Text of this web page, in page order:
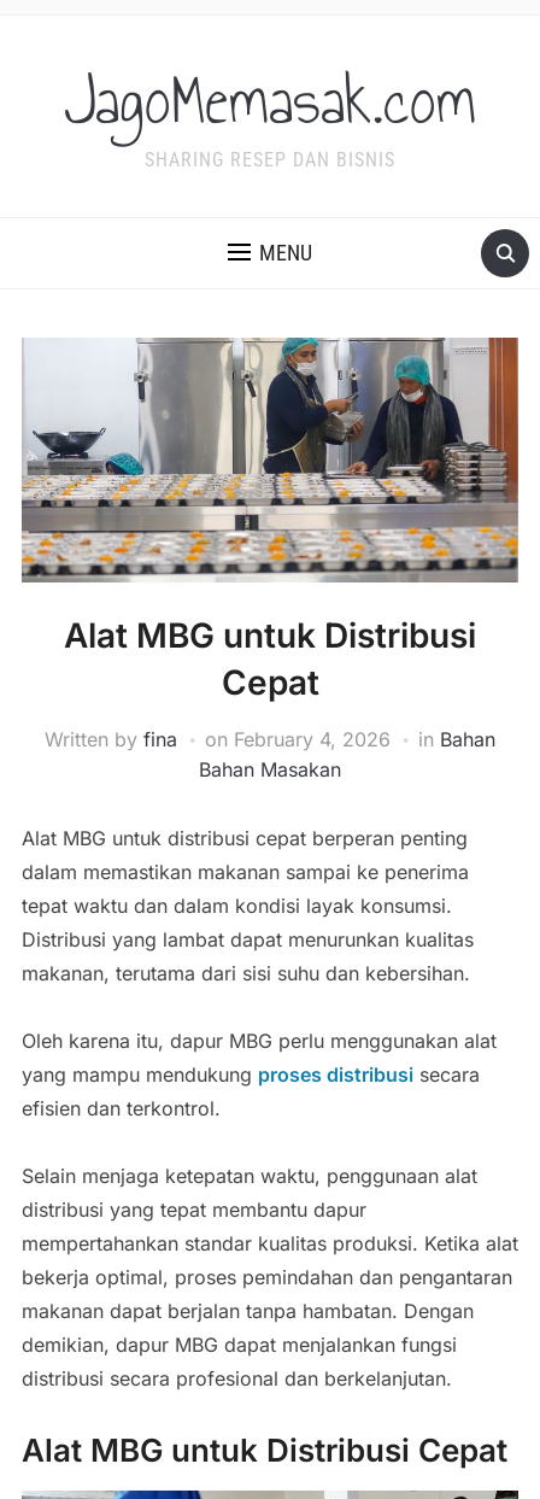
JagoMemasak.com
SHARING RESEP DAN BISNIS
MENU
Alat MBG untuk Distribusi
Cepat
Written by fina on February 4, 2026 in Bahan
Bahan Masakan
Alat MBG untuk distribusi cepat berperan penting
dalam memastikan makanan sampai ke penerima
tepat waktu dan dalam kondisi layak konsumsi.
Distribusi yang lambat dapat menurunkan kualitas
makanan, terutama dari sisi suhu dan kebersihan.
Oleh karena itu, dapur MBG perlu menggunakan alat
yang mampu mendukung proses distribusisecara
efisien dan terkontrol.
Selain menjaga ketepatan waktu, penggunaan alat
distribusi yang tepat membantu dapur
mempertahankan standar kualitas produksi. Ketika alat
bekerja optimal, proses pemindahan dan pengantaran
makanan dapat berjalan tanpa hambatan. Dengan
demikian, dapur MBG dapat menjalankan fungsi
distribusi secara profesional dan berkelanjutan.
Alat MBG untuk Distribusi Cepat